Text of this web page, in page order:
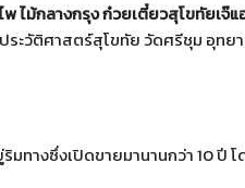
ไม้กลางกรุง ก๋วยเตี๋ยวสุโขทัยเจ๊
ระวัติศาสตร์สุโขทัย วัดศรีชุม อุท
มทางซึ่งเปิดขายมานานกว่า 10 ปี